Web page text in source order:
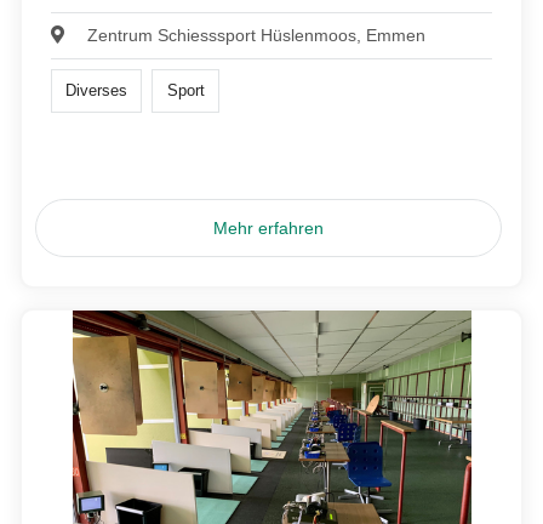
Zentrum Schiesssport Hüslenmoos, Emmen
Diverses Sport
Mehr erfahren